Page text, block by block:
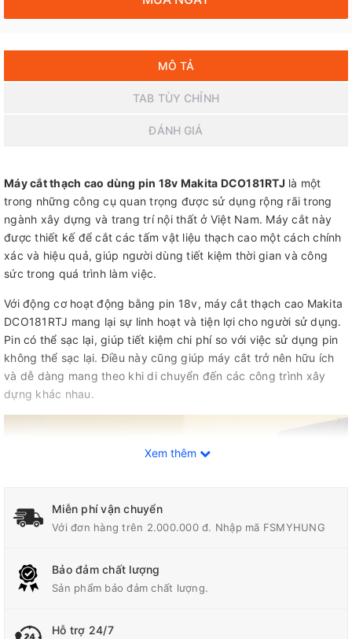
MÔ TẢ
TAB TÙY CHỈNH
ĐÁNH GIÁ
Máy cắt thạch cao dùng pin 18v Makita DCO181RTJ là một
trong những công cụ quan trọng được sử dụng rộng rãi trong
ngành xây dựng và trang trí nội thất ở Việt Nam. Máy cắt này
được thiết kế để cắt các tấm vật liệu thạch cao một cách chính
xác và hiệu quả, giúp người dùng tiết kiệm thời gian và công
sức trong quá trình làm việc.
Với động cơ hoạt động bằng pin 18v, máy cắt thạch cao Makita
DCO181RTJ mang lại sự linh hoạt và tiện lợi cho người sử dụng.
Pin có thể sạc lại, giúp tiết kiệm chi phí so với việc sử dụng pin
không thể sạc lại. Điều này cũng giúp máy cắt trở nên hữu ích
và dễ dàng mang theo khi di chuyển đến các công trình xây
dựng khác nhau.
Xem thêm
Miễn phí vận chuyển
Với đơn hàng trên 2.000.000 đ. Nhập mã FSMYHUNG
Bảo đảm chất lượng
Sản phẩm bảo đảm chất lượng.
Hỗ trợ 24/7